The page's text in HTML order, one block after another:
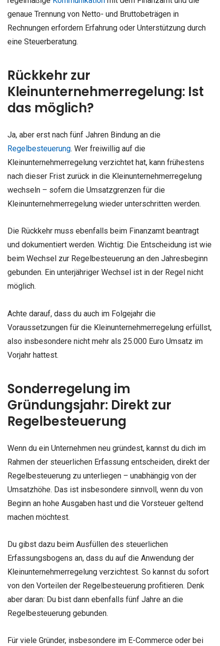
genaue Trennung von Netto- und Bruttobeträgen in
Rechnungen erfordern Erfahrung oder Unterstützung durch
eine Steuerberatung.
Rückkehr zur
Kleinunternehmerregelung: Ist
das möglich?
Ja, aber erst nach fünf Jahren Bindung an die
Regelbesteuerung. Wer freiwillig auf die
Kleinunternehmerregelung verzichtet hat, kann frühestens
nach dieser Frist zurück in die Kleinunternehmerregelung
wechseln – sofern die Umsatzgrenzen für die
Kleinunternehmerregelung wieder unterschritten werden.
Die Rückkehr muss ebenfalls beim Finanzamt beantragt
und dokumentiert werden. Wichtig: Die Entscheidung ist wie
beim Wechsel zur Regelbesteuerung an den Jahresbeginn
gebunden. Ein unterjähriger Wechsel ist in der Regel nicht
möglich.
Achte darauf, dass du auch im Folgejahr die
Voraussetzungen für die Kleinunternehmerregelung erfüllst,
also insbesondere nicht mehr als 25.000 Euro Umsatz im
Vorjahr hattest.
Sonderregelung im
Gründungsjahr: Direkt zur
Regelbesteuerung
Wenn du ein Unternehmen neu gründest, kannst du dich im
Rahmen der steuerlichen Erfassung entscheiden, direkt der
Regelbesteuerung zu unterliegen – unabhängig von der
Umsatzhöhe. Das ist insbesondere sinnvoll, wenn du von
Beginn an hohe Ausgaben hast und die Vorsteuer geltend
machen möchtest.
Du gibst dazu beim Ausfüllen des steuerlichen
Erfassungsbogens an, dass du auf die Anwendung der
Kleinunternehmerregelung verzichtest. So kannst du sofort
von den Vorteilen der Regelbesteuerung profitieren. Denk
aber daran: Du bist dann ebenfalls fünf Jahre an die
Regelbesteuerung gebunden.
Für viele Gründer, insbesondere im E-Commerce oder bei